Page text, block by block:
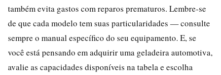
também evita gastos com reparos prematuros. Lembre-se
de que cada modelo tem suas particularidades — consulte
sempre o manual específico do seu equipamento. E, se
você está pensando em adquirir uma geladeira automotiva,
avalie as capacidades disponíveis na tabela e escolha